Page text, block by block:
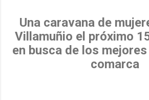
Una caravana de
Villamuñio el próximo
en busca de los
comarca